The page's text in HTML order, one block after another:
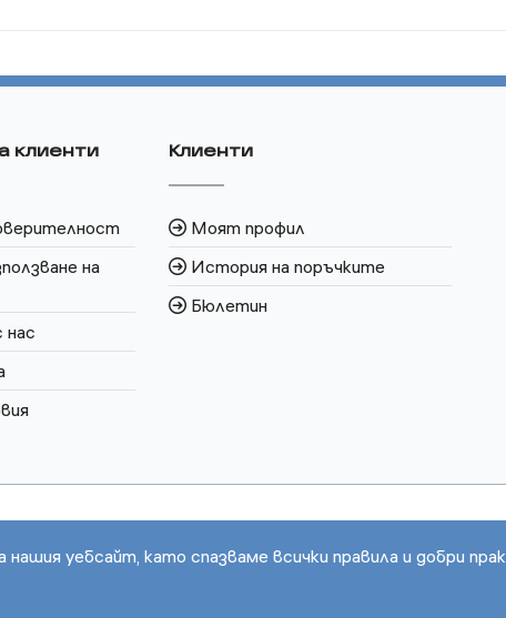
уебсайт, като спазваме всички правила и добри
клиенти
на
Клиенти
Моят профил
История на поръчките
Бюлетин